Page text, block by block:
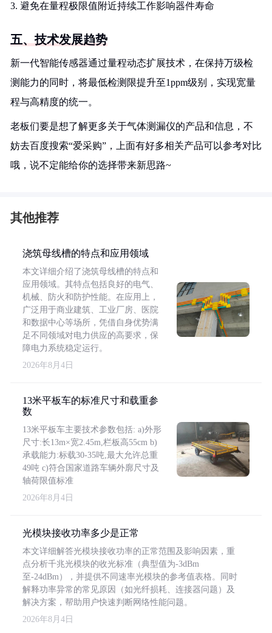
3. 避免在量程极限值附近持续工作影响器件寿命
五、技术发展趋势
新一代智能传感器通过量程动态扩展技术，在保持万级检
测能力的同时，将最低检测限提升至1ppm级别，实现宽量
程与高精度的统一。
老板们要是想了解更多关于气体测漏仪的产品和信息，不
妨去百度搜索“爱采购”，上面有好多相关产品可以参考对比
哦，说不定能给你的选择带来新思路~
其他推荐
浇筑母线槽的特点和应用领域
本文详细介绍了浇筑母线槽的特点和
应用领域。其特点包括良好的电气、
机械、防火和防护性能。在应用上，
广泛用于商业建筑、工业厂房、医院
和数据中心等场所，凭借自身优势满
足不同领域对电力供应的高要求，保
障电力系统稳定运行。
2026年8月4日
13米平板车的标准尺寸和载重参
数
13米平板车主要技术参数包括: a)外形
尺寸:长13m×宽2.45m,栏板高55cm b)
承载能力:标载30-35吨,最大允许总重
49吨 c)符合国家道路车辆外廓尺寸及
轴荷限值标准
2026年8月4日
光模块接收功率多少是正常
本文详细解答光模块接收功率的正常范围及影响因素，重
点分析千兆光模块的收光标准（典型值为-3dBm
至-24dBm），并提供不同速率光模块的参考值表格。同时
解释功率异常的常见原因（如光纤损耗、连接器问题）及
解决方案，帮助用户快速判断网络性能问题。
2026年8月4日